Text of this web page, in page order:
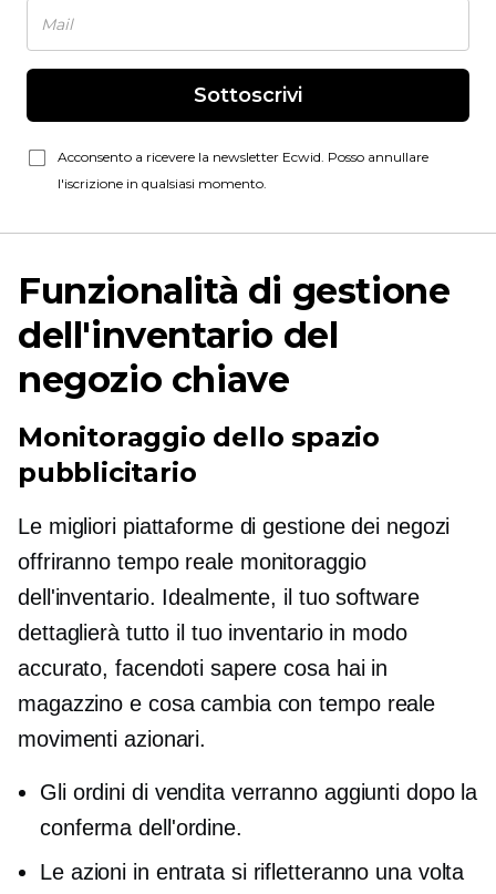
Sottoscrivi
Acconsento a ricevere la newsletter Ecwid. Posso annullare
l'iscrizione in qualsiasi momento.
Funzionalità di gestione
dell'inventario del
negozio chiave
Monitoraggio dello spazio
pubblicitario
Le migliori piattaforme di gestione dei negozi
offriranno tempo realemonitoraggio
dell'inventario. Idealmente, il tuo software
dettaglierà tutto il tuo inventario in modo
accurato, facendoti sapere cosa hai in
magazzino e cosa cambia contempo reale
movimenti azionari.
Gli ordini di vendita verranno aggiunti dopo la
conferma dell'ordine.
Le azioni in entrata si rifletteranno una volta